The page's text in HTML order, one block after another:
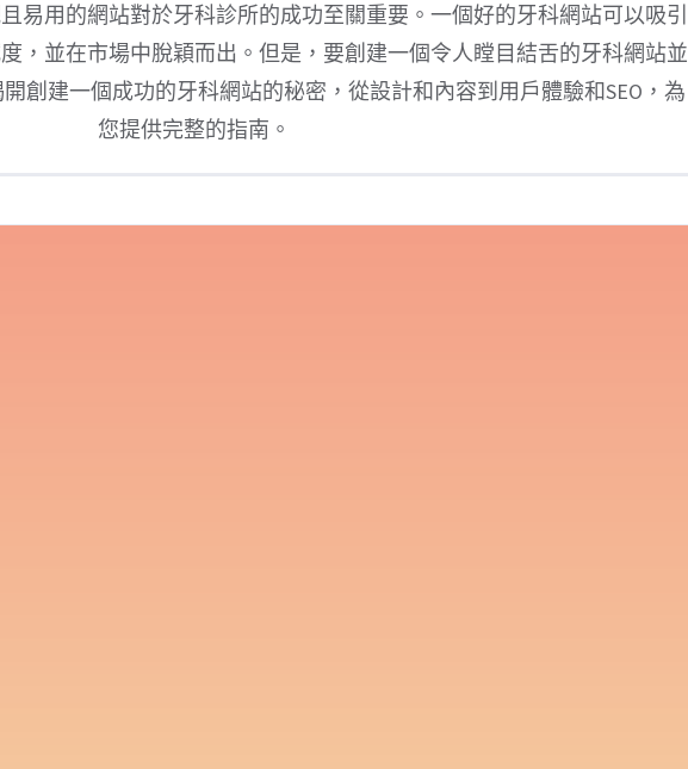
易用的網站對於牙科診所的成功至關重要。一個好的牙科網站可以吸引
，並在市場中脫穎而出。但是，要創建一個令人瞠目結舌的牙科網站並
創建一個成功的牙科網站的秘密，從設計和內容到用戶體驗和SEO，為
您提供完整的指南。